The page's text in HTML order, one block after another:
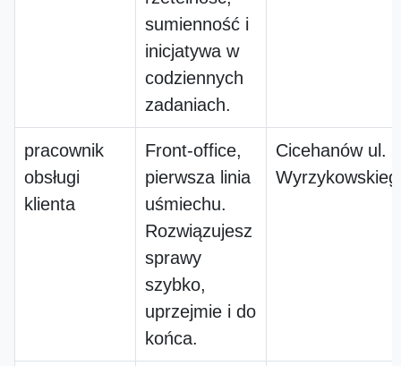
sumienność i
inicjatywa w
codziennych
zadaniach.
pracownik
obsługi
klienta
Front-office,
pierwsza linia
uśmiechu.
Rozwiązujesz
sprawy
szybko,
uprzejmie i do
końca.
Cicehanów ul.